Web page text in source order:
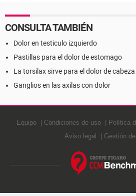
CONSULTA TAMBIÉN
Dolor en testiculo izquierdo
Pastillas para el dolor de estomago
La torsilax sirve para el dolor de cabeza
Ganglios en las axilas con dolor
Equipo Condiciones de uso Política
Aviso legal
Gestión